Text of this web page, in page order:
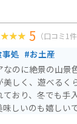
5 （口コミ1件
処 #お土産
なのに絶景の山景
美しく、遊べるく
ており、冬でも手
しいのも嬉しい